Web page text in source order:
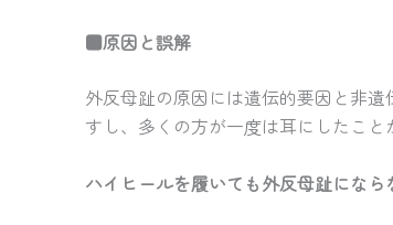
■原因と誤解
外反母趾の原因には遺伝的要因と非
すし、多くの方が一度は耳にしたこ
ハイヒールを履いても外反母趾にな